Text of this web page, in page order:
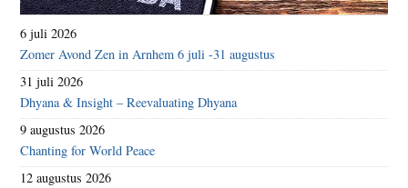
6 juli 2026
Zomer Avond Zen in Arnhem 6 juli -31 augustus
31 juli 2026
Dhyana & Insight – Reevaluating Dhyana
9 augustus 2026
Chanting for World Peace
12 augustus 2026